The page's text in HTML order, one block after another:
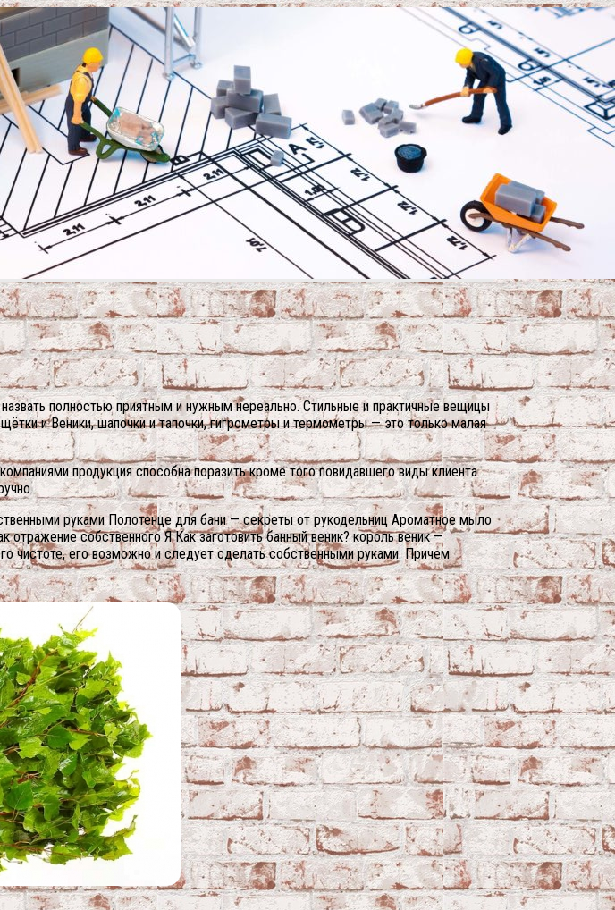
полностью приятным и нужным нереально. Стильные и практичные вещицы
и Веники, шапочки и тапочки, гигрометры и термометры — это только малая
продукция способна поразить кроме того повидавшего виды клиента.
руками Полотенце для бани — секреты от рукодельниц Ароматное мыло
собственного Я Как заготовить банный веник? король веник —
чистоте, его возможно и следует сделать собственными руками.Причем